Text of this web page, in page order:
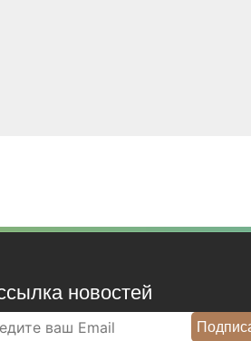
новостей